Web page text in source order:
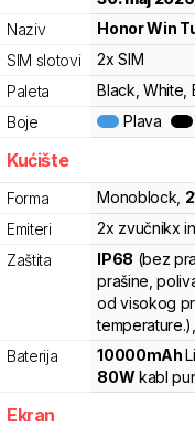
Naziv
HonorWin
SIM slotovi
2x SIM
Paleta
Black, White,
Boje
Plava
Kućište
Forma Monoblock
Emiteri
2x zvučnikx
Zaštita
IP68 (bez
prašine,
od visokog
temperature.)
Baterija
10000mAh
80W kabl
Ekran